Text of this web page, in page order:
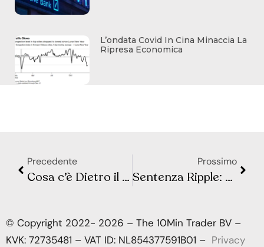
L’ondata Covid In Cina Minaccia La
Ripresa Economica
Precedente
Cosa c’è Dietro il Crollo del Mercato? Consigli per Affrontare la Volatilità nel 2024
Prossimo
Sentenza Ripple: Come XRP Ha Superato l’Assalto del SEC
© Copyright 2022- 2026 – The 10Min Trader BV –
KVK: 72735481 – VAT ID: NL854377591B01 – Privacy